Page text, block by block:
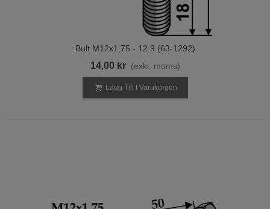
Bult M12x1,75 - 12.9 (63-1292)
14,00 kr (exkl. moms)
Lägg Till I Varukorgen